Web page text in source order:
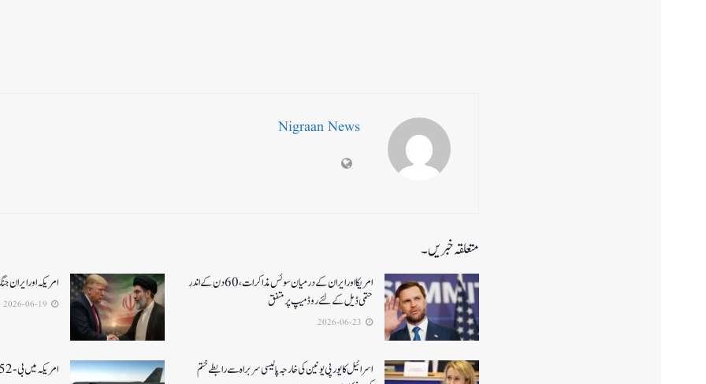
Nigraan News
متعلقہ خبریں۔
امریکا اور ایران کے درمیان سوئس مذاکرات ، 60دن کے اندر
حتمی ڈیل کےلئے روڈ میپ پر متفق
امریکہ اور ایران جنگ کا خاتمہ،
اسرائیل کا یورپی یونین کی خارجہ پالیسی سربراہ سے رابطے ختم
امریکہ میں بی-52بمبار طیارہ کیلفورنیا میں گر کر تباہ، 8ہلاک